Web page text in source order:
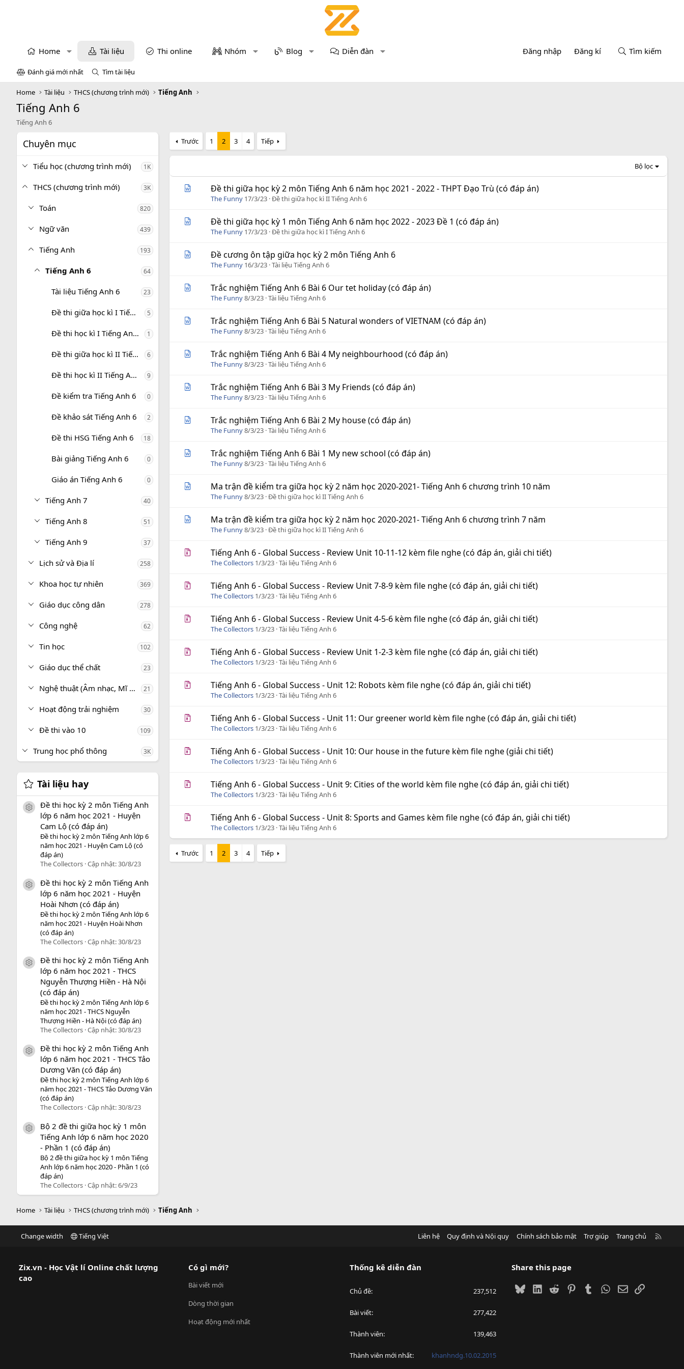
Home Tài liệu Thi online Nhóm Blog Diễn đàn Đăng nhập Đăng kí Tìm kiếm
Đánh giá mới nhất Tìm tài liệu
Home Tài liệu THCS (chương trình mới) Tiếng Anh
Tiếng Anh 6
Tiếng Anh 6
Chuyên mục
Tiểu học (chương trình mới) 1K
THCS (chương trình mới) 3K
Toán 820
Ngữ văn 439
Tiếng Anh 193
Tiếng Anh 6 64
Tài liệu Tiếng Anh 6 23
Đề thi giữa học kì I Tiếng Anh 6 5
Đề thi học kì I Tiếng Anh 6 1
Đề thi giữa học kì II Tiếng Anh 6 6
Đề thi học kì II Tiếng Anh 6 9
Đề kiểm tra Tiếng Anh 6 0
Đề khảo sát Tiếng Anh 6 2
Đề thi HSG Tiếng Anh 6 18
Bài giảng Tiếng Anh 6 0
Giáo án Tiếng Anh 6 0
Tiếng Anh 7 40
Tiếng Anh 8 51
Tiếng Anh 9 37
Lịch sử và Địa lí 258
Khoa học tự nhiên 369
Giáo dục công dân 278
Công nghệ 62
Tin học 102
Giáo dục thể chất 23
Nghệ thuật (Âm nhạc, Mĩ thuật) 21
Hoạt động trải nghiệm 30
Đề thi vào 10 109
Trung học phổ thông 3K
Tài liệu hay
icon tài liệu
Đề thi học kỳ 2 môn Tiếng Anh
lớp 6 năm học 2021 - Huyện
Cam Lộ (có đáp án)
Đề thi học kỳ 2 môn Tiếng Anh lớp 6
năm học 2021 - Huyện Cam Lộ (có
đáp án)
The Collectors Cập nhật:30/8/23
icon tài liệu
Đề thi học kỳ 2 môn Tiếng Anh
lớp 6 năm học 2021 - Huyện
Hoài Nhơn (có đáp án)
Đề thi học kỳ 2 môn Tiếng Anh lớp 6
năm học 2021 - Huyện Hoài Nhơn
(có đáp án)
The Collectors Cập nhật:30/8/23
icon tài liệu
Đề thi học kỳ 2 môn Tiếng Anh
lớp 6 năm học 2021 - THCS
Nguyễn Thượng Hiền - Hà Nội
(có đáp án)
Đề thi học kỳ 2 môn Tiếng Anh lớp 6
năm học 2021 - THCS Nguyễn
Thượng Hiền - Hà Nội (có đáp án)
The Collectors Cập nhật:30/8/23
icon tài liệu
Đề thi học kỳ 2 môn Tiếng Anh
lớp 6 năm học 2021 - THCS Tảo
Dương Văn (có đáp án)
Đề thi học kỳ 2 môn Tiếng Anh lớp 6
năm học 2021 - THCS Tảo Dương Văn
(có đáp án)
The Collectors Cập nhật:30/8/23
icon tài liệu
Bộ 2 đề thi giữa học kỳ 1 môn
Tiếng Anh lớp 6 năm học 2020
- Phần 1 (có đáp án)
Bộ 2 đề thi giữa học kỳ 1 môn Tiếng
Anh lớp 6 năm học 2020 - Phần 1 (có
đáp án)
The Collectors Cập nhật:6/9/23
Trước 1 2 3 4 Tiếp
Bộ lọc
Đề thi giữa học kỳ 2 môn Tiếng Anh 6 năm học 2021 - 2022 - THPT Đạo Trù (có đáp án)
The Funny 17/3/23 Đề thi giữa học kì II Tiếng Anh 6
Đề thi giữa học kỳ 1 môn Tiếng Anh 6 năm học 2022 - 2023 Đề 1 (có đáp án)
The Funny 17/3/23 Đề thi giữa học kì I Tiếng Anh 6
Đề cương ôn tập giữa học kỳ 2 môn Tiếng Anh 6
The Funny 16/3/23 Tài liệu Tiếng Anh 6
Trắc nghiệm Tiếng Anh 6 Bài 6 Our tet holiday (có đáp án)
The Funny8/3/23 Tài liệu Tiếng Anh 6
Trắc nghiệm Tiếng Anh 6 Bài 5 Natural wonders of VIETNAM (có đáp án)
The Funny8/3/23 Tài liệu Tiếng Anh 6
Trắc nghiệm Tiếng Anh 6 Bài 4 My neighbourhood (có đáp án)
The Funny8/3/23 Tài liệu Tiếng Anh 6
Trắc nghiệm Tiếng Anh 6 Bài 3 My Friends (có đáp án)
The Funny8/3/23 Tài liệu Tiếng Anh 6
Trắc nghiệm Tiếng Anh 6 Bài 2 My house (có đáp án)
The Funny8/3/23 Tài liệu Tiếng Anh 6
Trắc nghiệm Tiếng Anh 6 Bài 1 My new school (có đáp án)
The Funny8/3/23 Tài liệu Tiếng Anh 6
Ma trận đề kiểm tra giữa học kỳ 2 năm học 2020-2021- Tiếng Anh 6 chương trình 10 năm
The Funny8/3/23 Đề thi giữa học kì II Tiếng Anh 6
Ma trận đề kiểm tra giữa học kỳ 2 năm học 2020-2021- Tiếng Anh 6 chương trình 7 năm
The Funny8/3/23 Đề thi giữa học kì II Tiếng Anh 6
Tiếng Anh 6 - Global Success - Review Unit 10-11-12 kèm file nghe (có đáp án, giải chi tiết)
The Collectors 1/3/23 Tài liệu Tiếng Anh 6
Tiếng Anh 6 - Global Success - Review Unit 7-8-9 kèm file nghe (có đáp án, giải chi tiết)
The Collectors 1/3/23 Tài liệu Tiếng Anh 6
Tiếng Anh 6 - Global Success - Review Unit 4-5-6 kèm file nghe (có đáp án, giải chi tiết)
The Collectors 1/3/23 Tài liệu Tiếng Anh 6
Tiếng Anh 6 - Global Success - Review Unit 1-2-3 kèm file nghe (có đáp án, giải chi tiết)
The Collectors 1/3/23 Tài liệu Tiếng Anh 6
Tiếng Anh 6 - Global Success - Unit 12: Robots kèm file nghe (có đáp án, giải chi tiết)
The Collectors 1/3/23 Tài liệu Tiếng Anh 6
Tiếng Anh 6 - Global Success - Unit 11: Our greener world kèm file nghe (có đáp án, giải chi tiết)
The Collectors 1/3/23 Tài liệu Tiếng Anh 6
Tiếng Anh 6 - Global Success - Unit 10: Our house in the future kèm file nghe (giải chi tiết)
The Collectors 1/3/23 Tài liệu Tiếng Anh 6
Tiếng Anh 6 - Global Success - Unit 9: Cities of the world kèm file nghe (có đáp án, giải chi tiết)
The Collectors 1/3/23 Tài liệu Tiếng Anh 6
Tiếng Anh 6 - Global Success - Unit 8: Sports and Games kèm file nghe (có đáp án, giải chi tiết)
The Collectors 1/3/23 Tài liệu Tiếng Anh 6
Trước 1 2 3 4 Tiếp
Home Tài liệu THCS (chương trình mới) Tiếng Anh
Change width Tiếng Việt Liên hệ Quy định và Nội quy Chính sách bảo mật Trợ giúp Trang chủ
Zix.vn - Học Vật lí Online chất lượng
cao
Có gì mới?
Bài viết mới
Dòng thời gian
Hoạt động mới nhất
Thống kê diễn đàn
Chủ đề 237,512
Bài viết 277,422
Thành viên 139,463
Thành viên mới nhất khanhndg.10.02.2015
Share this page
BlueskyLinkedIn
Reddit PinterestTumblrWhatsApp
EmailLink